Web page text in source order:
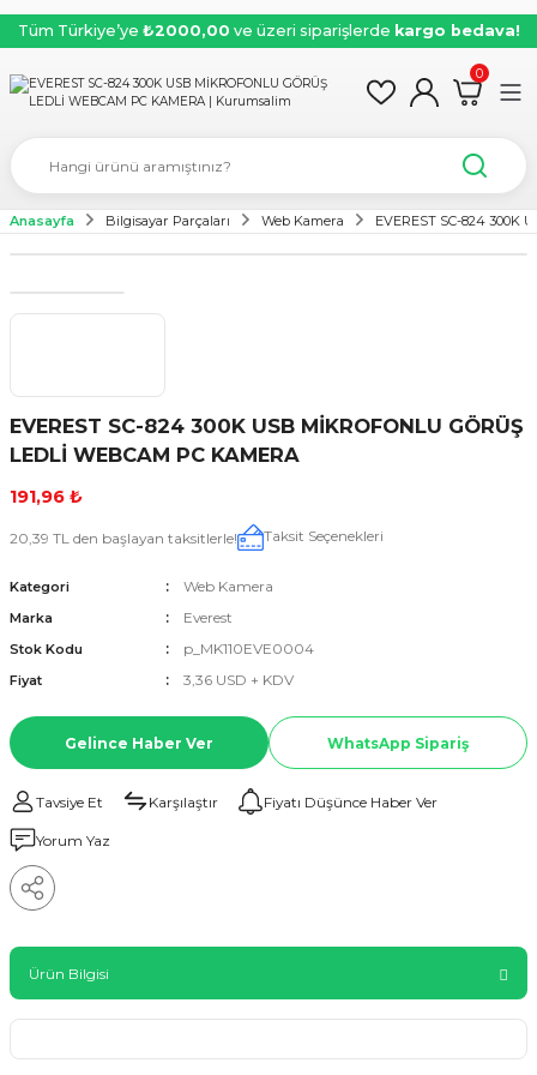
Tüm Türkiye’ye ₺2000,00 ve üzeri siparişlerde kargo bedava!
0
Anasayfa Bilgisayar Parçaları Web Kamera EVEREST SC-824 300K
EVEREST SC-824 300K USB MİKROFONLU GÖRÜŞ
LEDLİ WEBCAM PC KAMERA
191,96 ₺
20,39 TL den başlayan taksitlerle! Taksit Seçenekleri
Kategori Web Kamera
Marka Everest
Stok Kodu p_MK110EVE0004
Fiyat 3,36 USD + KDV
Gelince Haber Ver WhatsApp Sipariş
Tavsiye Et Karşılaştır Fiyatı Düşünce Haber Ver
Yorum Yaz
Ürün Bilgisi